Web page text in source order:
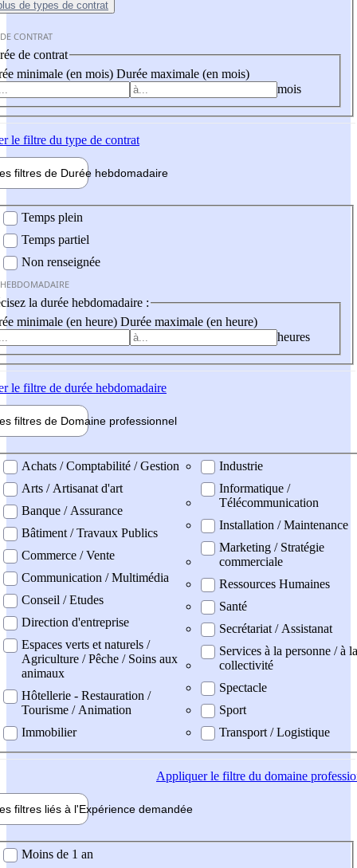
de types de contrat
CONTRAT
de contrat
minimale (en mois) Durée maximale (en mois)
mois
le filtre du type de contrat
filtres de Durée hebdomadaire
Temps plein
Temps partiel
Non renseignée
la durée hebdomadaire :
minimale (en heure) Durée maximale (en heure)
heures
le filtre de durée hebdomadaire
filtres de Domaine professionnel
professionel
Achats / Comptabilité / Gestion
Arts / Artisanat d'art
Banque / Assurance
Bâtiment / Travaux Publics
Commerce / Vente
Communication / Multimédia
Conseil / Etudes
Direction d'entreprise
Espaces verts et naturels /
Agriculture / Pêche / Soins aux
animaux
Hôtellerie - Restauration /
Tourisme / Animation
Immobilier
Industrie
Informatique /
Télécommunication
Installation / Maintenance
Marketing / Stratégie
commerciale
Ressources Humaines
Santé
Secrétariat / Assistanat
Services à la personne / à la
collectivité
Spectacle
Sport
Transport / Logistique
Appliquerle filtre du domaine
filtres liés à l'Expérience demandée
demandée
Moins de 1 an